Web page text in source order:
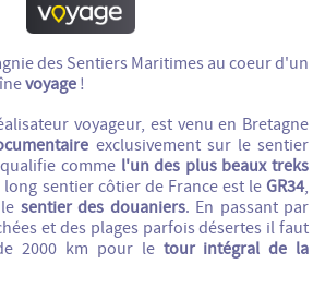
des Sentiers Maritimes au coeur d'un
voyage !
voyageur, est venu en Bretagne
exclusivement sur le sentier
comme l'un des plus beaux treks
long sentier côtier de France est le GR34,
sentier des douaniers. En passant par
et des plages parfois désertes il faut
2000 km pour le tour intégral de la